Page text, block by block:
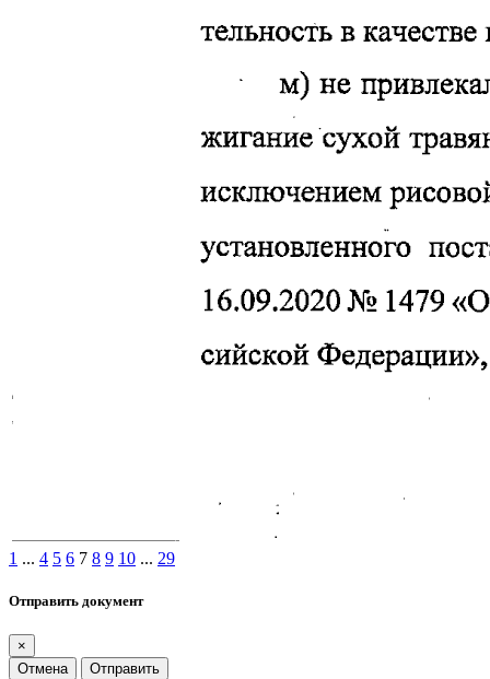
1 ... 4 5 6 7 8 9 10 ... 29
Отправить документ
×
Отмена
Отправить